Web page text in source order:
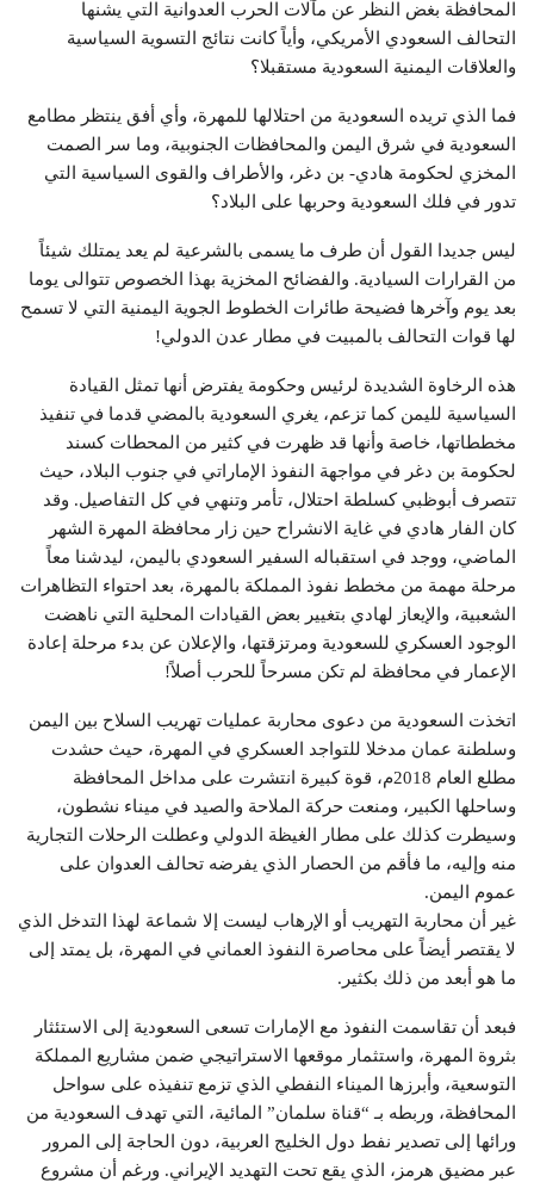
المحافظة بغض النظر عن مآلات الحرب العدوانية التي يشنها
التحالف السعودي الأمريكي، وأياً كانت نتائج التسوية السياسية
والعلاقات اليمنية السعودية مستقبلا؟
فما الذي تريده السعودية من احتلالها للمهرة، وأي أفق ينتظر مطامع
السعودية في شرق اليمن والمحافظات الجنوبية، وما سر الصمت
المخزي لحكومة هادي- بن دغر، والأطراف والقوى السياسية التي
تدور في فلك السعودية وحربها على البلاد؟
ليس جديدا القول أن طرف ما يسمى بالشرعية لم يعد يمتلك شيئاً
من القرارات السيادية. والفضائح المخزية بهذا الخصوص تتوالى يوما
بعد يوم وآخرها فضيحة طائرات الخطوط الجوية اليمنية التي لا تسمح
لها قوات التحالف بالمبيت في مطار عدن الدولي!
هذه الرخاوة الشديدة لرئيس وحكومة يفترض أنها تمثل القيادة
السياسية لليمن كما تزعم، يغري السعودية بالمضي قدما في تنفيذ
مخططاتها، خاصة وأنها قد ظهرت في كثير من المحطات كسند
لحكومة بن دغر في مواجهة النفوذ الإماراتي في جنوب البلاد، حيث
تتصرف أبوظبي كسلطة احتلال، تأمر وتنهي في كل التفاصيل. وقد
كان الفار هادي في غاية الانشراح حين زار محافظة المهرة الشهر
الماضي، ووجد في استقباله السفير السعودي باليمن، ليدشنا معاً
مرحلة مهمة من مخطط نفوذ المملكة بالمهرة، بعد احتواء التظاهرات
الشعبية، والإيعاز لهادي بتغيير بعض القيادات المحلية التي ناهضت
الوجود العسكري للسعودية ومرتزقتها، والإعلان عن بدء مرحلة إعادة
الإعمار في محافظة لم تكن مسرحاً للحرب أصلاً!
اتخذت السعودية من دعوى محاربة عمليات تهريب السلاح بين اليمن
وسلطنة عمان مدخلا للتواجد العسكري في المهرة، حيث حشدت
مطلع العام 2018م، قوة كبيرة انتشرت على مداخل المحافظة
وساحلها الكبير، ومنعت حركة الملاحة والصيد في ميناء نشطون،
وسيطرت كذلك على مطار الغيظة الدولي وعطلت الرحلات التجارية
منه وإليه، ما فأقم من الحصار الذي يفرضه تحالف العدوان على
عموم اليمن.
غير أن محاربة التهريب أو الإرهاب ليست إلا شماعة لهذا التدخل الذي
لا يقتصر أيضاً على محاصرة النفوذ العماني في المهرة، بل يمتد إلى
ما هو أبعد من ذلك بكثير.
فبعد أن تقاسمت النفوذ مع الإمارات تسعى السعودية إلى الاستئثار
بثروة المهرة، واستثمار موقعها الاستراتيجي ضمن مشاريع المملكة
التوسعية، وأبرزها الميناء النفطي الذي تزمع تنفيذه على سواحل
المحافظة، وربطه بـ “قناة سلمان” المائية، التي تهدف السعودية من
ورائها إلى تصدير نفط دول الخليج العربية، دون الحاجة إلى المرور
عبر مضيق هرمز، الذي يقع تحت التهديد الإيراني. ورغم أن مشروع